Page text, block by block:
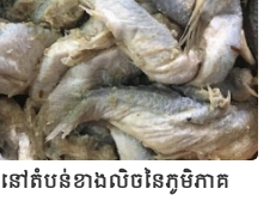
ៅតំបន់ខាងលិចនៃភូមិភាគ